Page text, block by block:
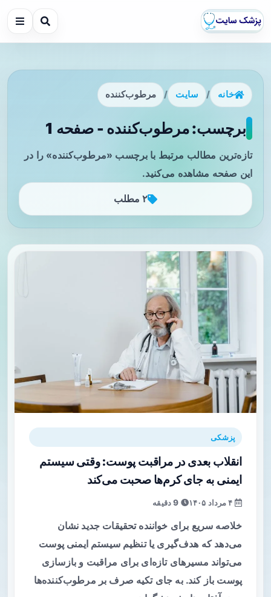
خانه / سایت / مرطوب‌کننده
برچسب: مرطوب‌کننده - صفحه 1
تازه‌ترین مطالب مرتبط با برچسب «مرطوب‌کننده» را در
این صفحه مشاهده می‌کنید.
۲ مطلب
پزشکی
انقلاب بعدی در مراقبت پوست: وقتی سیستم
ایمنی به جای کرم‌ها صحبت می‌کند
خلاصه سریع برای خواننده تحقیقات جدید نشان
می‌دهد که هدف‌گیری یا تنظیم سیستم ایمنی پوست
می‌تواند مسیرهای تازه‌ای برای مراقبت و بازسازی
پوست باز کند. به جای تکیه صرف بر مرطوب‌کننده‌ها